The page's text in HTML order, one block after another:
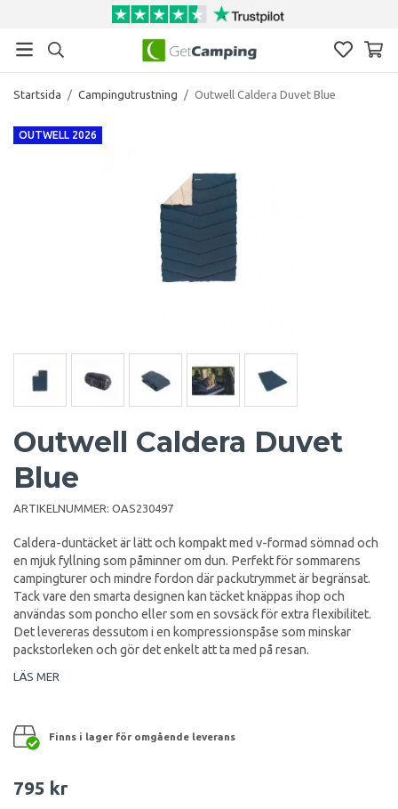
Startsida / Campingutrustning / Outwell Caldera Duvet Blue
OUTWELL 2026
Outwell Caldera Duvet
Blue
ARTIKELNUMMER: OAS230497
Caldera-duntäcket är lätt och kompakt med v-formad sömnad och
en mjuk fyllning som påminner om dun. Perfekt för sommarens
campingturer och mindre fordon där packutrymmet är begränsat.
Tack vare den smarta designen kan täcket knäppas ihop och
användas som poncho eller som en sovsäck för extra flexibilitet.
Det levereras dessutom i en kompressionspåse som minskar
packstorleken och gör det enkelt att ta med på resan.
LÄS MER
Finns i lager för omgående leverans
795 kr